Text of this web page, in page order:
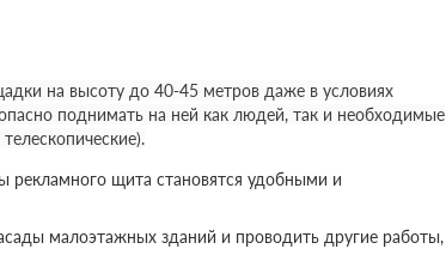
на высоту до 40-45 метров даже в условиях
поднимать на ней как людей, так и необходимые
щита становятся удобными и
малоэтажных зданий и проводить другие работы,